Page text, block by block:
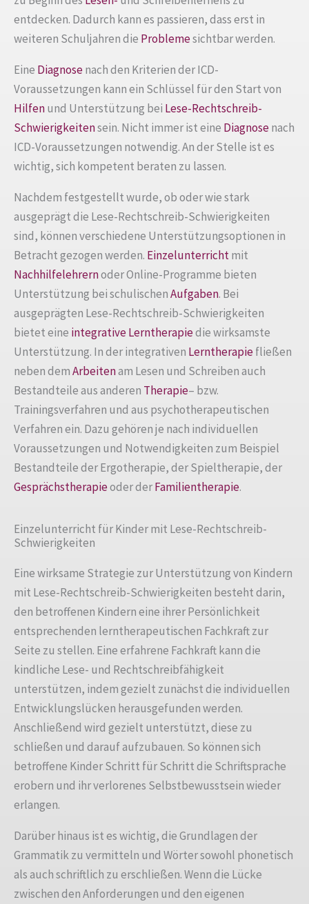
entdecken. Dadurch kann es passieren, dass erst in
weiteren Schuljahren die Problemesichtbar werden.
Eine Diagnosenach den Kriterien der ICD-
Voraussetzungen kann ein Schlüssel für den Start von
Hilfenund Unterstützung bei Lese-Rechtschreib-
Schwierigkeitensein. Nicht immer ist eine Diagnosenach
ICD-Voraussetzungen notwendig. An der Stelle ist es
wichtig, sich kompetent beraten zu lassen.
Nachdem festgestellt wurde, ob oder wie stark
ausgeprägt die Lese-Rechtschreib-Schwierigkeiten
sind, können verschiedene Unterstützungsoptionen in
Betracht gezogen werden. Einzelunterrichtmit
Nachhilfelehrernoder Online-Programme bieten
Unterstützung bei schulischenAufgaben. Bei
ausgeprägten Lese-Rechtschreib-Schwierigkeiten
bietet eine integrative Lerntherapiedie wirksamste
Unterstützung. In der integrativen Lerntherapiefließen
neben demArbeitenam Lesen und Schreiben auch
Bestandteile aus anderen Therapie– bzw.
Trainingsverfahren und aus psychotherapeutischen
Verfahren ein. Dazu gehören je nach individuellen
Voraussetzungen und Notwendigkeiten zum Beispiel
Bestandteile der Ergotherapie, der Spieltherapie, der
Gesprächstherapieoder derFamilientherapie.
Einzelunterricht für Kinder mit Lese-Rechtschreib-
Schwierigkeiten
Eine wirksame Strategie zur Unterstützung von Kindern
mit Lese-Rechtschreib-Schwierigkeiten besteht darin,
den betroffenen Kindern eine ihrer Persönlichkeit
entsprechenden lerntherapeutischen Fachkraft zur
Seite zu stellen. Eine erfahrene Fachkraft kann die
kindliche Lese- und Rechtschreibfähigkeit
unterstützen, indem gezielt zunächst die individuellen
Entwicklungslücken herausgefunden werden.
Anschließend wird gezielt unterstützt, diese zu
schließen und darauf aufzubauen. So können sich
betroffene Kinder Schritt für Schritt die Schriftsprache
erobern und ihr verlorenes Selbstbewusstsein wieder
erlangen.
Darüber hinaus ist es wichtig, die Grundlagen der
Grammatik zu vermitteln und Wörter sowohl phonetisch
als auch schriftlich zu erschließen. Wenn die Lücke
zwischen den Anforderungen und den eigenen